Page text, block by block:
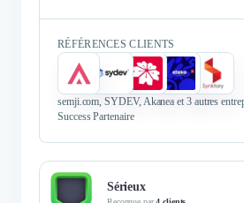
RÉFÉRENCES CLIENTS
semji.com, SYDEV, Akanea et 3 autres
Success Partenaire
Sérieux